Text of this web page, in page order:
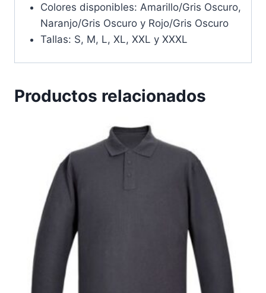
Colores disponibles: Amarillo/Gris Oscuro,
Naranjo/Gris Oscuro y Rojo/Gris Oscuro
Tallas: S, M, L, XL, XXL y XXXL
Productos relacionados